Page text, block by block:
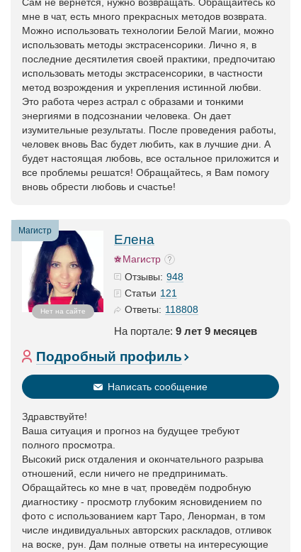
мне в чат, есть много прекрасных методов возврата.
Можно использовать технологии Белой Магии, можно
использовать методы экстрасенсорики. Лично я, в
последние десятилетия своей практики, предпочитаю
использовать методы экстрасенсорики, в частности
метод возрождения и укрепления истинной любви.
Это работа через астрал с образами и тонкими
энергиями в подсознании человека. Он дает
изумительные результаты. После проведения работы,
человек вновь Вас будет любить, как в лучшие дни. А
будет настоящая любовь, все остальное приложится и
все проблемы решатся! Обращайтесь, я Вам помогу
вновь обрести любовь и счастье!
Магистр
Нет на сайте
Елена
Магистр
Отзывы: 948
Статьи 121
Ответы: 118808
На портале: 9 лет 9 месяцев
Подробный профиль
Написать сообщение
Здравствуйте!
Ваша ситуация и прогноз на будущее требуют
полного просмотра.
Высокий риск отдаления и окончательного разрыва
отношений, если ничего не предпринимать.
Обращайтесь ко мне в чат, проведём подробную
диагностику - просмотр глубоким ясновидением по
фото с использованием карт Таро, Ленорман, в том
числе индивидуальных авторских раскладов, отливок
на воске, рун. Дам полные ответы на интересующие